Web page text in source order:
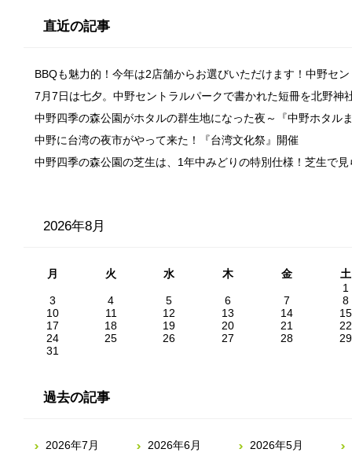
直近の記事
BBQも魅力的！今年は2店舗からお選びいただけます！中野セ
7月7日は七夕。中野セントラルパークで書かれた短冊を北野神
中野四季の森公園がホタルの群生地になった夜～『中野ホタル
中野に台湾の夜市がやって来た！『台湾文化祭』開催
中野四季の森公園の芝生は、1年中みどりの特別仕様！芝生で
2026年8月
月 火 水 木 金
土
1
3
4 5 6 7
8
10
11 12 13 14
15
17
18 19 20 21
22
24
25 26 27 28
29
31
過去の記事
2026年7月 2026年6月 2026年5月